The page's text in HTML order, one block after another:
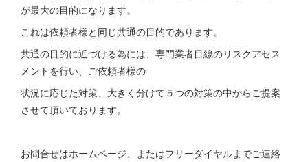
が最大の目的になります。
これは依頼者様と同じ共通の目的であります。
共通の目的に近づける為には、専門業者目線のリスクアセス
メントを行い、ご依頼者様の
状況に応じた対策、大きく分けて５つの対策の中からご提案
させて頂いております。
お問合せはホームページ、またはフリーダイヤルまでご連絡